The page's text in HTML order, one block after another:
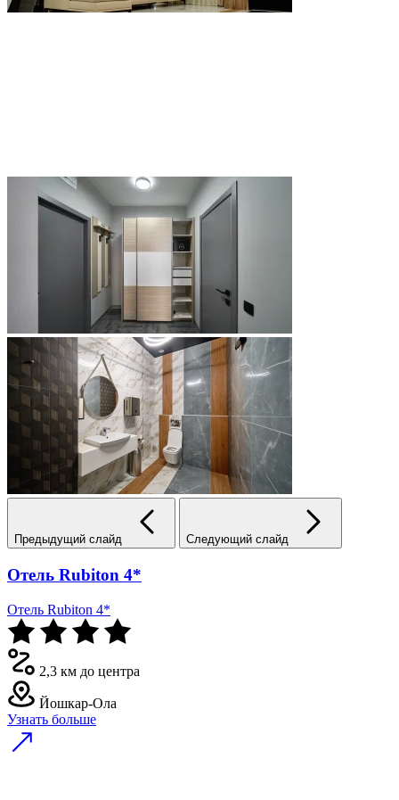
Предыдущий слайд Следующий слайд
Отель Rubiton 4*
Отель Rubiton 4*
2,3 км до центра
Йошкар-Ола
Узнать больше